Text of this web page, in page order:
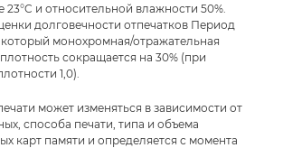
23°C и относительной влажности 50%.
долговечности отпечатков Период
который монохромная/отражательная
сокращается на 30% (при
1,0).
может изменяться в зависимости от
способа печати, типа и объема
карт памяти и определяется с момента